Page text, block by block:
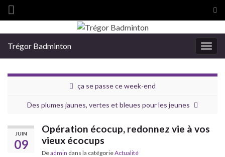
Search for:
Trégor Badminton
ça se passe ce week-end
Des plumes jaunes, vertes et bleues pour les jeunes
JUIN
09
Opération écocup, redonnez vie à vos
vieux écocups
Deadmin dans la catégorieActualité